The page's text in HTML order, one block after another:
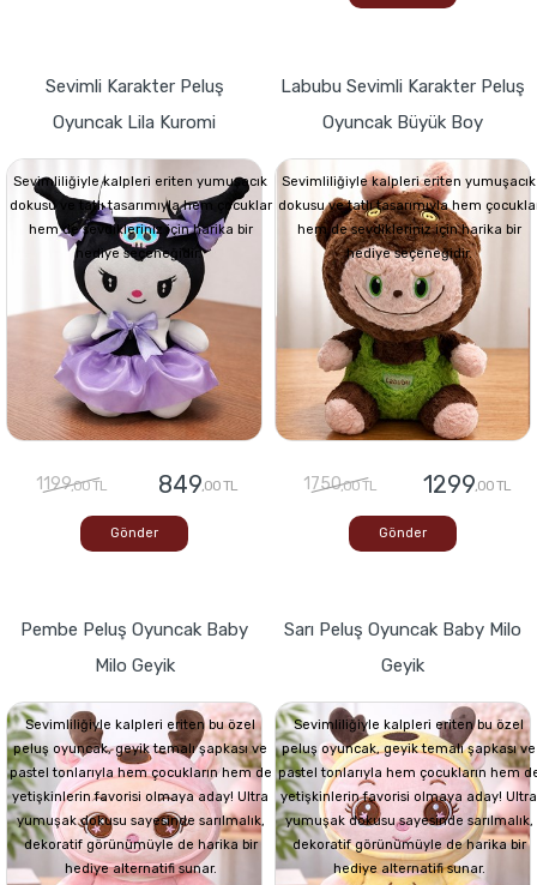
Sevimli Karakter Peluş
Oyuncak Lila Kuromi
Sevimliliğiyle kalpleri eriten yumuşacık
dokusu ve tatlı tasarımıyla hem çocuklar
hem de sevdikleriniz için harika bir
hediye seçeneğidir.
1199,00 TL 849,00 TL
Gönder
Labubu Sevimli Karakter Peluş
Oyuncak Büyük Boy
Sevimliliğiyle kalpleri eriten yumuşacık
dokusu ve tatlı tasarımıyla hem
hem de sevdikleriniz için harika bir
hediye seçeneğidir.
1750,00 TL 1299,00 TL
Gönder
Pembe Peluş Oyuncak Baby
Milo Geyik
Sevimliliğiyle kalpleri eriten bu özel
peluş oyuncak, geyik temalı şapkası ve
pastel tonlarıyla hem çocukların hem de
yetişkinlerin favorisi olmaya aday! Ultra
yumuşak dokusu sayesinde sarılmalık,
dekoratif görünümüyle de harika bir
hediye alternatifi sunar.
Sarı Peluş Oyuncak Baby Milo
Geyik
Sevimliliğiyle kalpleri eriten bu özel
peluş oyuncak, geyik temalı şapkası ve
pastel tonlarıyla hem çocukların hem
yetişkinlerin favorisi olmaya aday! Ultra
yumuşak dokusu sayesinde sarılmalık,
dekoratif görünümüyle de harika bir
hediye alternatifi sunar.